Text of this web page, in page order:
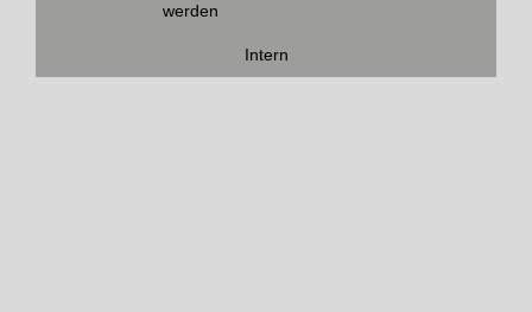
werden
Intern